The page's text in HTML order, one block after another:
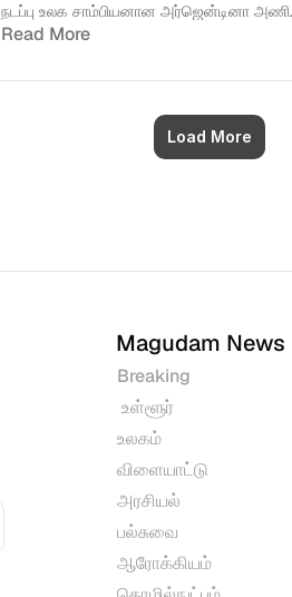
நடப்பு உலக சாம்பியனான அர்ஜென்டினா
Read More
Load More
Magudam News
Breaking
உள்ளூர்
உலகம்
விளையாட்டு
அரசியல்
பல்சுவை
ஆரோக்கியம்